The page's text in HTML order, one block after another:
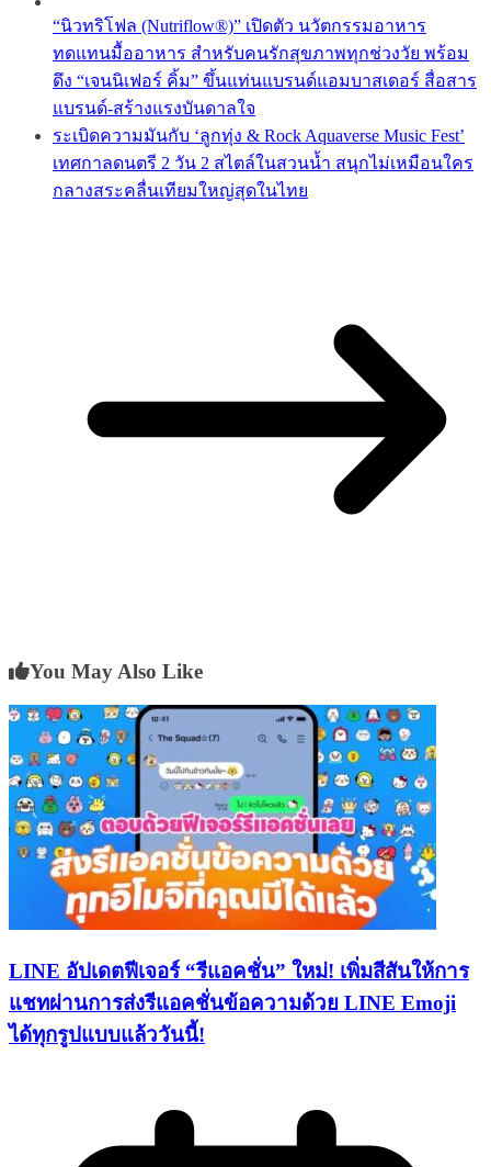
“นิวทริโฟล (Nutriflow®)” เปิดตัว นวัตกรรมอาหาร
ทดแทนมื้ออาหาร สำหรับคนรักสุขภาพทุกช่วงวัย พร้อม
ดึง “เจนนิเฟอร์ คิ้ม” ขึ้นแท่นแบรนด์แอมบาสเดอร์ สื่อสาร
แบรนด์-สร้างแรงบันดาลใจ
ระเบิดความมันกับ ‘ลูกทุ่ง & Rock Aquaverse Music Fest’
เทศกาลดนตรี 2 วัน 2 สไตล์ในสวนน้ำ สนุกไม่เหมือนใคร
กลางสระคลื่นเทียมใหญ่สุดในไทย
You May Also Like
LINE อัปเดตฟีเจอร์ “รีแอคชั่น” ใหม่! เพิ่มสีสันให้การ
แชทผ่านการส่งรีแอคชั่นข้อความด้วย LINE Emoji
ได้ทุกรูปแบบแล้ววันนี้!